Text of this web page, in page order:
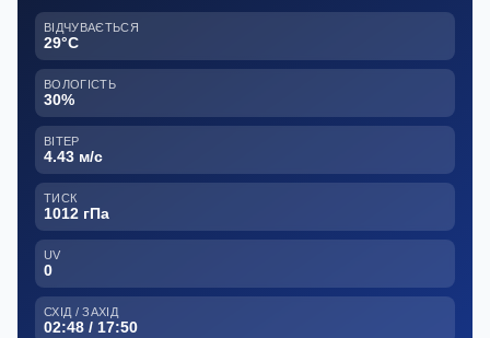
ВІДЧУВАЄТЬСЯ
29°C
ВОЛОГІСТЬ
30%
ВІТЕР
4.43 м/с
ТИСК
1012 гПа
UV
0
СХІД / ЗАХІД
02:48 / 17:50